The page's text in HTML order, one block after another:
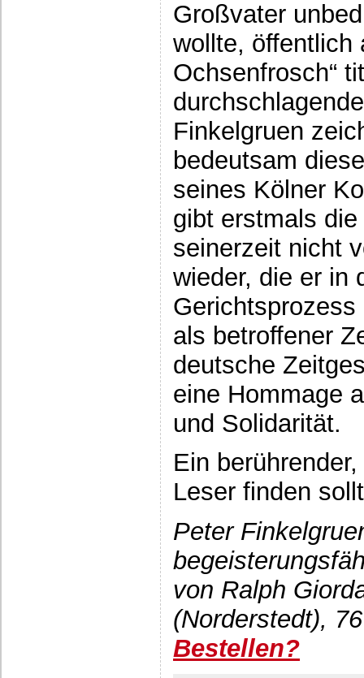
Großvater
wollte, öffentlich
Ochsenfrosch“
Finkelgruen
bedeutsam
seines Kölner
gibt erstmals
seinerzeit nicht
wieder, die er in
als betroffener
deutsche
eine Hommage
und Solidarität.
Ein
Leser finden
Peter
von Ralph
(Norderstedt),
Bestellen?